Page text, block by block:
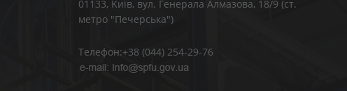
01133, Kиїв, вул. Генерала Алмазова, 18/9 (ст.
метро "Печерська")
Телефон:+38 (044) 254-29-76